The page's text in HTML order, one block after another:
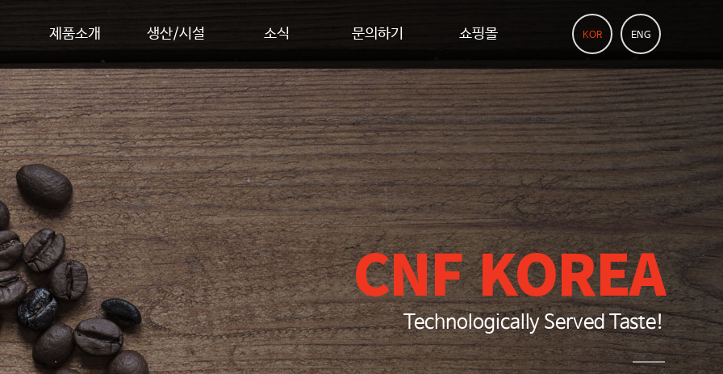
제품소개 생산/시설 소식 문의하기 쇼핑몰 KOR ENG
CNF KOREA
Technologically Served Taste!